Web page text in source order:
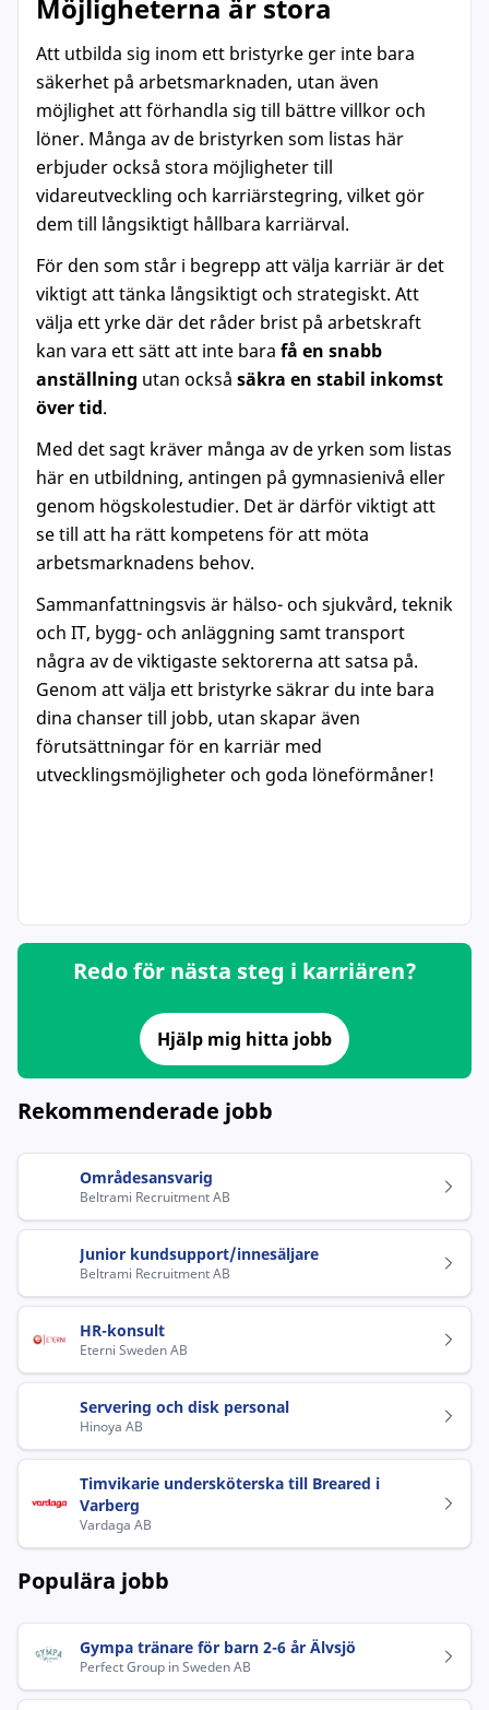
Möjligheterna är stora
Att utbilda sig inom ett bristyrke ger inte bara
säkerhet på arbetsmarknaden, utan även
möjlighet att förhandla sig till bättre villkor och
löner. Många av de bristyrken som listas här
erbjuder också stora möjligheter till
vidareutveckling och karriärstegring, vilket gör
dem till långsiktigt hållbara karriärval.
För den som står i begrepp att välja karriär är det
viktigt att tänka långsiktigt och strategiskt. Att
välja ett yrke där det råder brist på arbetskraft
kan vara ett sätt att inte bara få en snabb
anställning utan också säkra en stabil inkomst
över tid.
Med det sagt kräver många av de yrken som listas
här en utbildning, antingen på gymnasienivå eller
genom högskolestudier. Det är därför viktigt att
se till att ha rätt kompetens för att möta
arbetsmarknadens behov.
Sammanfattningsvis är hälso- och sjukvård, teknik
och IT, bygg- och anläggning samt transport
några av de viktigaste sektorerna att satsa på.
Genom att välja ett bristyrke säkrar du inte bara
dina chanser till jobb, utan skapar även
förutsättningar för en karriär med
utvecklingsmöjligheter och goda löneförmåner!
Redo för nästa steg i karriären?
Hjälp mig hitta jobb
Rekommenderade jobb
Områdesansvarig
Beltrami Recruitment AB
Junior kundsupport/innesäljare
Beltrami Recruitment AB
HR-konsult
Eterni Sweden AB
Servering och disk personal
Hinoya AB
Timvikarie undersköterska till Breared i
Varberg
Vardaga AB
Populära jobb
Gympa tränare för barn 2-6 år Älvsjö
Perfect Group in Sweden AB